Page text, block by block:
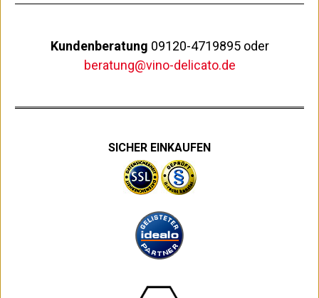
Kundenberatung 09120-4719895 oder
beratung@vino-delicato.de
SICHER EINKAUFEN